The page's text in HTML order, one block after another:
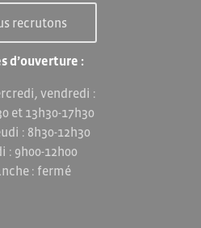
recrutons
d’ouverture :
vendredi :
et 13h30-17h30
: 8h30-12h30
: 9h00-12h00
: fermé